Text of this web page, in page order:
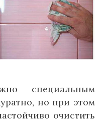
специальным
но при этом
очистить